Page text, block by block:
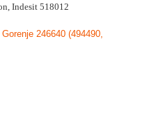
Indesit 518012